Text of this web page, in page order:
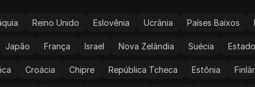
Reino Unido Eslovênia Ucrânia Países Baixos
Japão França Israel Nova Zelândia Suécia
Croácia Chipre República Tcheca Estônia